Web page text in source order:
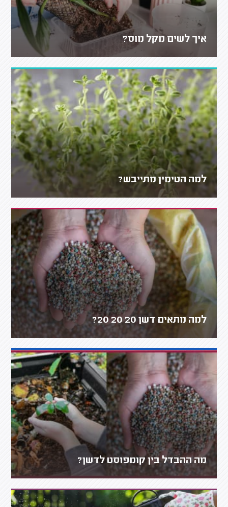
איך לשים מקל מוס?
למה הטימין מתייבש?
למה מתאים דשן 20 20 20?
מה ההבדל בין קומפוסט לדשן?